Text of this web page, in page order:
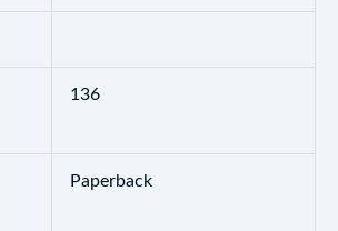
136
Paperback